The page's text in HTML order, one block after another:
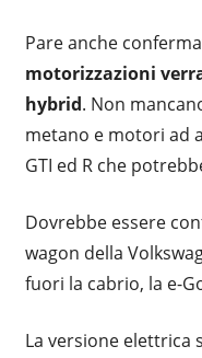
Pare anche
motorizzazioni
hybrid. Non
metano e motori ad
GTI ed R che
Dovrebbe essere
wagon della
fuori la cabrio, la e-
La versione elettrica